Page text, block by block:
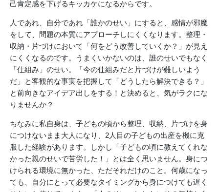
己肯定感を下げるキッカケになるからです。
人であれ、自分であれ「誰かのせい」にすると、感情が邪魔
をして、問題の本質にアプローチしにくくなります。整理・
収納・片づけにおいて「何をどう改善していくか？」が見え
にくくなるのです。うまくいかないのは、誰のせいでもなく
「仕組み」のせい。「今の仕組みだと片づけが難しいよう
だ」と客観的な事実を把握して「どうしたら解決できる？」
と前向きなアイデア出しをする！と決めると、気がラクにな
りませんか？
ちなみに私自身は、子どもの頃から整理、収納、片づけを身
につけないまま大人になり、2人目の子どもの出産を機に克
服した経験があります。しかし「子どもの頃に教えてくれな
かった親のせいで苦労した！」とは全く思いません。身につ
けられる環境に無かった、ただそれだけのこと。何歳になっ
ても、自分にとって必要なタイミングから身につけても遅く